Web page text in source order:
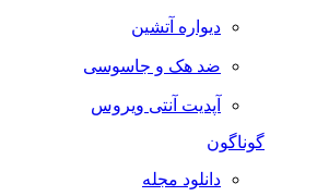
دیواره آتشین
ضد هک و جاسوسی
آپدیت آنتی ویروس
گوناگون
دانلود مجله